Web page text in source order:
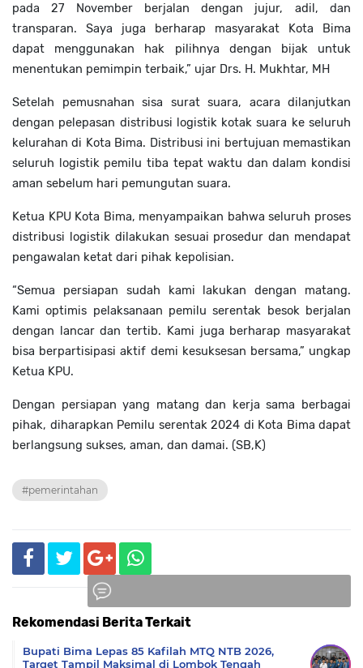
pada 27 November berjalan dengan jujur, adil, dan
transparan. Saya juga berharap masyarakat Kota Bima
dapat menggunakan hak pilihnya dengan bijak untuk
menentukan pemimpin terbaik,” ujar Drs. H. Mukhtar, MH
Setelah pemusnahan sisa surat suara, acara dilanjutkan
dengan pelepasan distribusi logistik kotak suara ke seluruh
kelurahan di Kota Bima. Distribusi ini bertujuan memastikan
seluruh logistik pemilu tiba tepat waktu dan dalam kondisi
aman sebelum hari pemungutan suara.
Ketua KPU Kota Bima, menyampaikan bahwa seluruh proses
distribusi logistik dilakukan sesuai prosedur dan mendapat
pengawalan ketat dari pihak kepolisian.
“Semua persiapan sudah kami lakukan dengan matang.
Kami optimis pelaksanaan pemilu serentak besok berjalan
dengan lancar dan tertib. Kami juga berharap masyarakat
bisa berpartisipasi aktif demi kesuksesan bersama,” ungkap
Ketua KPU.
Dengan persiapan yang matang dan kerja sama berbagai
pihak, diharapkan Pemilu serentak 2024 di Kota Bima dapat
berlangsung sukses, aman, dan damai. (SB,K)
#pemerintahan
Rekomendasi Berita Terkait
Bupati Bima Lepas 85 Kafilah MTQ NTB 2026,
Target Tampil Maksimal di Lombok Tengah